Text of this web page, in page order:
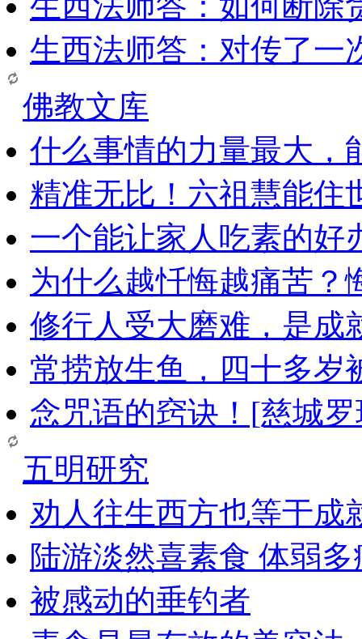
生西法师答：对传了一
佛教文库
什么事情的力量最大，
精准无比！六祖慧能住
一个能让家人吃素的好
为什么越忏悔越痛苦？
修行人受大磨难，是成
常捞放生鱼，四十多岁
念咒语的窍诀！[慈城
五明研究
劝人往生西方也等于成
陆游淡然喜素食 体弱
被感动的垂钓者